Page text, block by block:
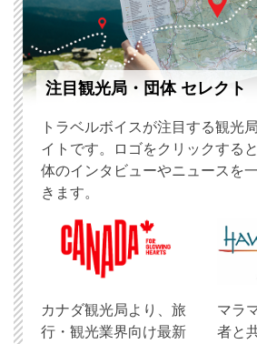
注目観光局・団体 セレクト
トラベルボイスが注目する観光
イトです。ロゴをクリックする
体のインタビューやニュースを
きます。
​カナダ観光局より、旅
行・観光業界向け最新
マラ
者と